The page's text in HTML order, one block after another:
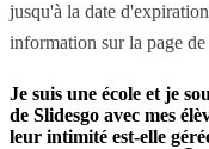
jusqu'à la date
information sur la page
Je suis une école et je
de Slidesgo avec mes
leur intimité est-elle